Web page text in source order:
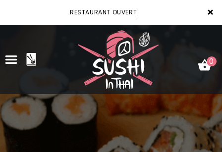
×
RESTAURANT OUVERT
ACCUEIL
0